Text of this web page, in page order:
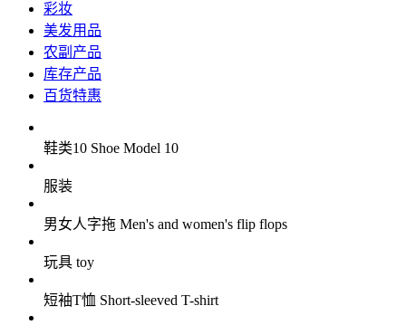
彩妆
美发用品
农副产品
库存产品
百货特惠
鞋类10 Shoe Model 10
服装
男女人字拖 Men's and women's flip flops
玩具 toy
短袖T恤 Short-sleeved T-shirt